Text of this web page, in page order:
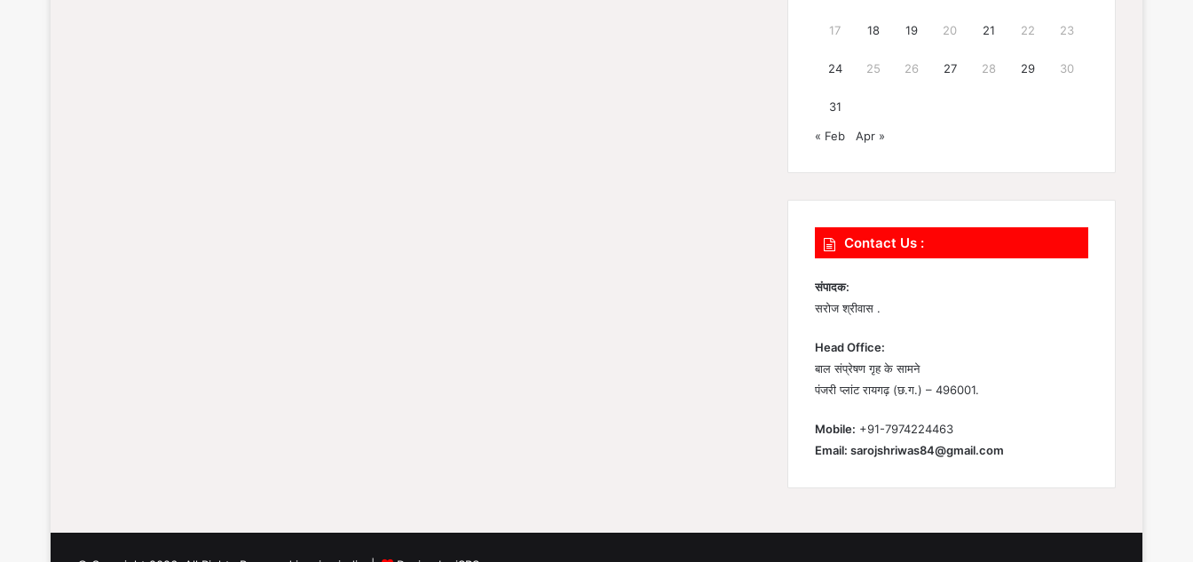
17 18 19 20 21 22 23
24 25 26 27 28 29 30
31
« Feb Apr »
Contact Us :
संपादक:
सरोज श्रीवास .
Head Office:
बाल संप्रेषण गृह के सामने
पंजरी प्लांट रायगढ़ (छ.ग.) – 496001.
Mobile: +91-7974224463
Email:sarojshriwas84@gmail.com